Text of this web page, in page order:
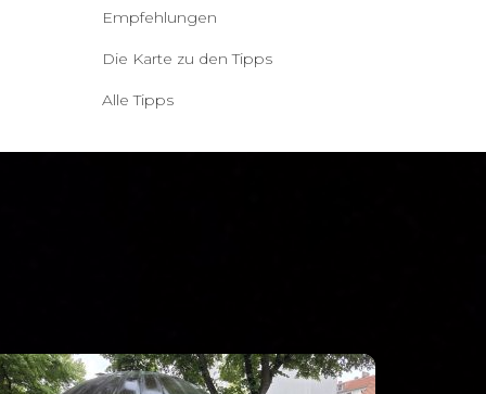
Empfehlungen
Die Karte zu den Tipps
Alle Tipps